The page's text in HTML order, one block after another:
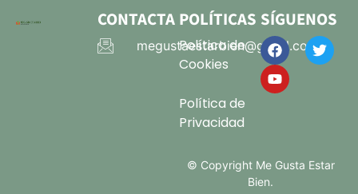
CONTACTA
megustaestarbien@gmail.com
POLÍTICAS
Política de
Cookies
Política de
Privacidad
SÍGUENOS
© Copyright Me Gusta Estar
Bien.